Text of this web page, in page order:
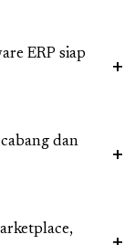
ERP siap
dan